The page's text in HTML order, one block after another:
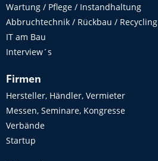
Wartung / Pflege / Instandhaltung
Abbruchtechnik / Rückbau / Recycling
IT am Bau
Interview´s
Firmen
Hersteller, Händler, Vermieter
Messen, Seminare, Kongresse
Verbände
Startup